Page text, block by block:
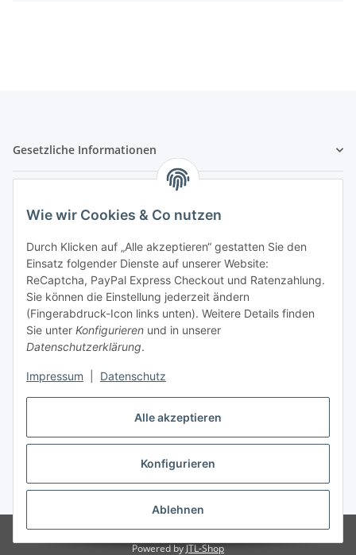
Alle akzeptieren
Konfigurieren
Ablehnen
Wie wir Cookies & Co nutzen
Durch Klicken auf „Alle akzeptieren“ gestatten Sie den
Einsatz folgender Dienste auf unserer Website:
ReCaptcha, PayPal Express Checkout und Ratenzahlung.
Sie können die Einstellung jederzeit ändern
(Fingerabdruck-Icon links unten). Weitere Details finden
Sie unter Konfigurieren und in unserer
Datenschutzerklärung.
Impressum Datenschutz
Gesetzliche Informationen
Zahlung & Versand
Vertrag widerrufen
* Alle Preise inkl. gesetzlicher USt., inkl.Versand
© DCG-Electronics
Powered byJTL-Shop